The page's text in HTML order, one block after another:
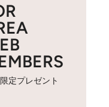
定プレゼント